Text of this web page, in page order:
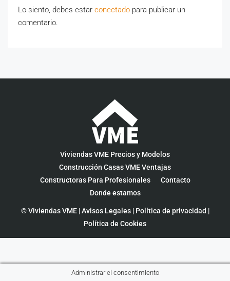
Lo siento, debes estar conectado para publicar un
comentario.
Viviendas VME Precios y Modelos
Construcción Casas VME Ventajas
Constructoras Para Profesionales
Contacto
Donde estamos
© Viviendas VME |Avisos Legales| Política de privacidad |
Política de Cookies
Administrar el consentimiento